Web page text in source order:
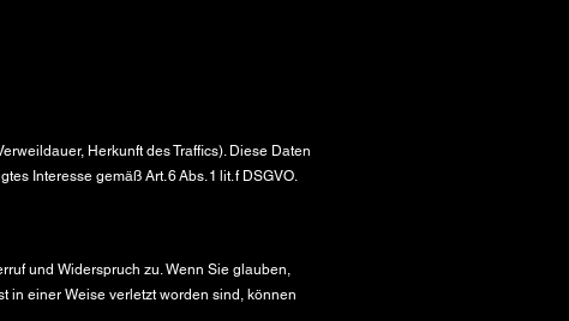
Herkunft des Traffics). Diese Daten
Interesse gemäß Art. 6 Abs. 1 lit. f DSGVO.
und Widerspruch zu. Wenn Sie glauben,
in einer Weise verletzt worden sind, können